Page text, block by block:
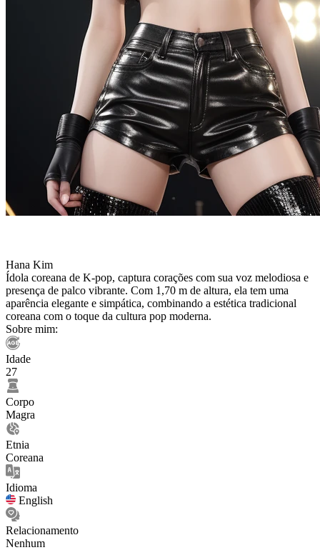
Hana Kim
Ídola coreana de K-pop, captura corações com sua voz melodiosa e
presença de palco vibrante. Com 1,70 m de altura, ela tem uma
aparência elegante e simpática, combinando a estética tradicional
coreana com o toque da cultura pop moderna.
Sobre mim:
Idade
27
Corpo
Magra
Etnia
Coreana
Idioma
English
Relacionamento
Nenhum